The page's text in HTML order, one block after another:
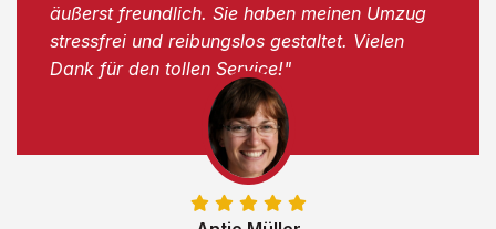
äußerst freundlich. Sie haben meinen Umzug
stressfrei und reibungslos gestaltet. Vielen
Dank für den tollen Service!"